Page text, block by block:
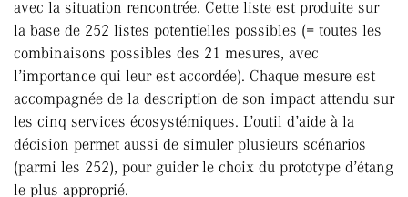
avec la situation rencontrée. Cette liste est produite sur
la base de 252 listes potentielles possibles (= toutes les
combinaisons possibles des 21 mesures, avec
l’importance qui leur est accordée). Chaque mesure est
accompagnée de la description de son impact attendu sur
les cinq services écosystémiques. L’outil d’aide à la
décision permet aussi de simuler plusieurs scénarios
(parmi les 252), pour guider le choix du prototype d’étang
le plus approprié.